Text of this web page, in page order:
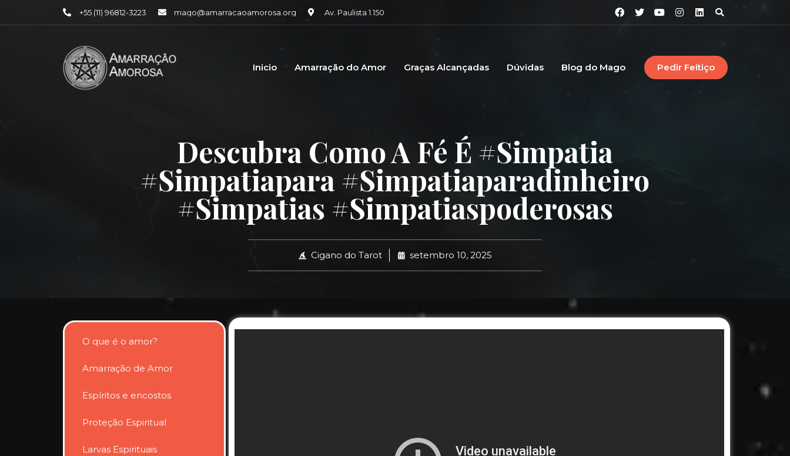
+55 (11) 96812-3223 mago@amarracaoamorosa.org Av. Paulista 1.150
Inicio Amarração do Amor Graças Alcançadas Dúvidas Blog do Mago Pedir Feitiço
Descubra Como A Fé É #simpatia
#simpatiapara #simpatiaparadinheiro
#simpatias #simpatiaspoderosas
Cigano do Tarot setembro 10, 2025
O que é o amor?
Amarração de Amor
Espíritos e encostos
Proteção Espiritual
Larvas Espirituais